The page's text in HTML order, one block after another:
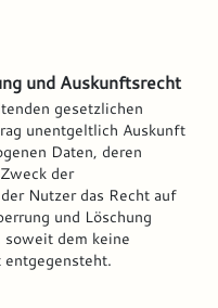
und Auskunftsrecht
gesetzlichen
unentgeltlich Auskunft
Daten, deren
der
Nutzer das Recht auf
und Löschung
soweit dem keine